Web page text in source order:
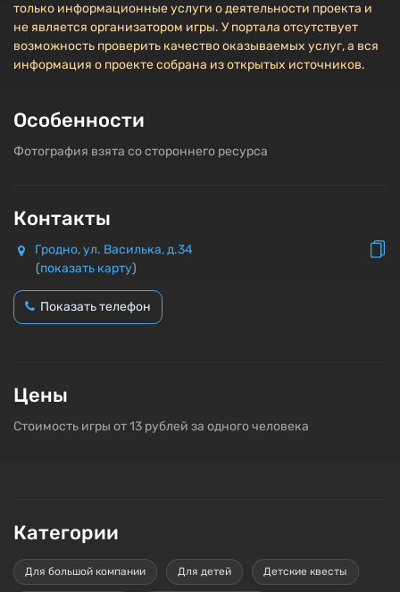
только информационные услуги о деятельности проекта и
не является организатором игры. У портала отсутствует
возможность проверить качество оказываемых услуг, а вся
информация о проекте собрана из открытых источников.
Особенности
Фотография взята со стороннего ресурса
Контакты
Гродно, ул. Василька, д.34
(показать карту)
Показать телефон
Цены
Стоимость игры от 13 рублей за одного человека
Категории
Для большой компании Для детей Детские квесты